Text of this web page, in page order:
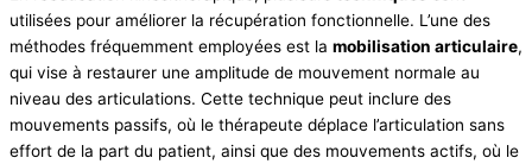
utilisées pour améliorer la récupération fonctionnelle. L’une des
méthodes fréquemment employées est la mobilisation articulaire,
qui vise à restaurer une amplitude de mouvement normale au
niveau des articulations. Cette technique peut inclure des
mouvements passifs, où le thérapeute déplace l’articulation sans
effort de la part du patient, ainsi que des mouvements actifs, où le